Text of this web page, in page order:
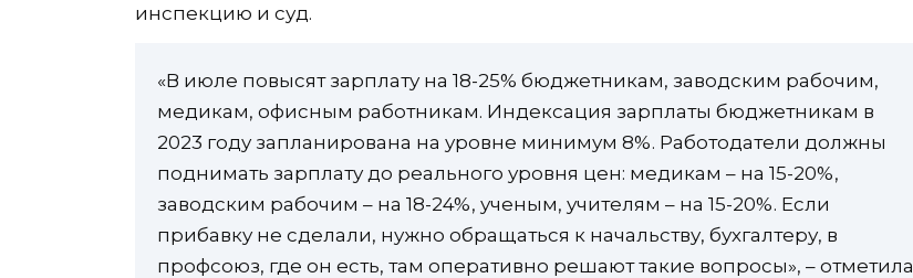
инспекцию и суд.
«В июле повысят зарплату на 18-25% бюджетникам, заводским рабочим,
медикам, офисным работникам. Индексация зарплаты бюджетникам в
2023 году запланирована на уровне минимум 8%. Работодатели должны
поднимать зарплату до реального уровня цен: медикам – на 15-20%,
заводским рабочим – на 18-24%, ученым, учителям – на 15-20%. Если
прибавку не сделали, нужно обращаться к начальству, бухгалтеру, в
профсоюз, где он есть, там оперативно решают такие вопросы», – отметила